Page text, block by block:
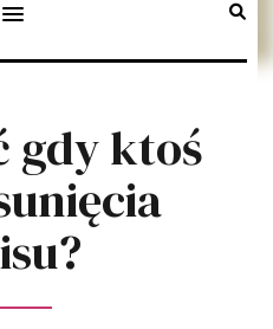
gdy ktoś